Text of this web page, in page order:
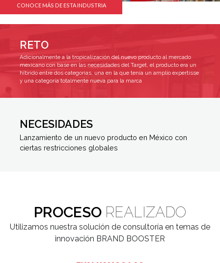
CONOCE MÁS DE ESTA INDUSTRIA
RETO
Adicionalmente a la tropicalización del nuevo producto al mercado
mexicano con base en las necesidades del Target, el producto era un
híbrido entre dos categorias, una en la que tenía un amplio expertisse
y una categoría totalmente nueva para la marca
NECESIDADES
Lanzamiento de un nuevo producto en México con
ciertas restricciones globales
PROCESO REALIZADO
Utilizamos nuestra solución de consultoría en temas de
innovación BRAND BOOSTER